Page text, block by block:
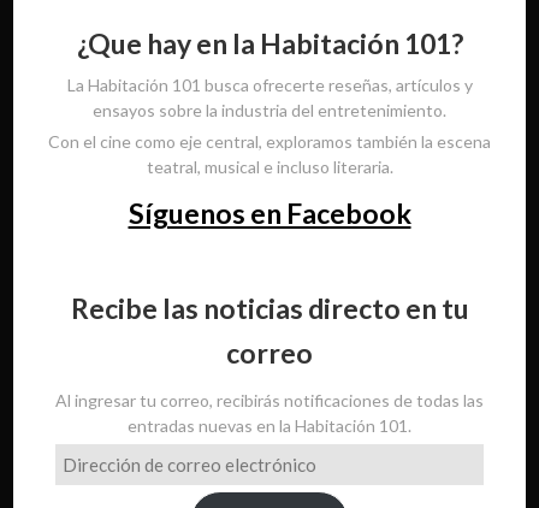
¿Que hay en la Habitación 101?
La Habitación 101 busca ofrecerte reseñas, artículos y
ensayos sobre la industria del entretenimiento.
Con el cine como eje central, exploramos también la escena
teatral, musical e incluso literaria.
Síguenos en Facebook
Recibe las noticias directo en tu
correo
Al ingresar tu correo, recibirás notificaciones de todas las
entradas nuevas en la Habitación 101.
Dirección
de